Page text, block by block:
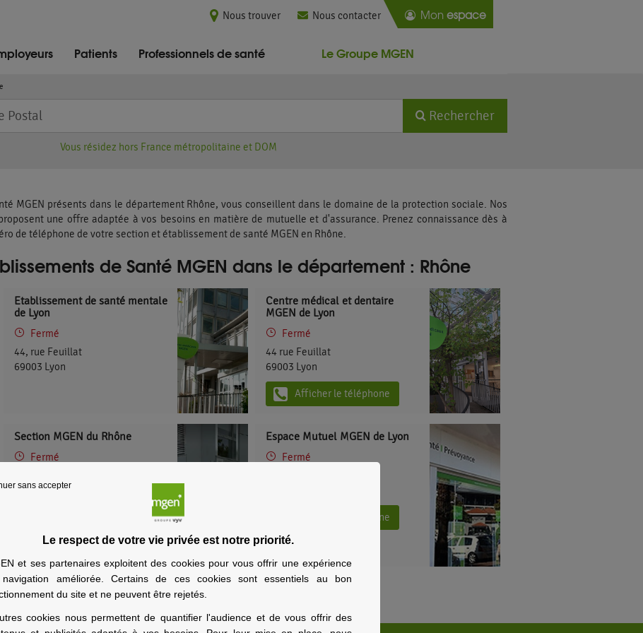
Le respect de votre vie privée est notre priorité.
et ses partenaires exploitent des cookies pour vous offrir une expérience
améliorée. Certains de ces cookies sont essentiels au bon
du site et ne peuvent être rejetés.
cookies nous permettent de quantifier l'audience et de vous offrir des
sans accepter
Nous trouver Nous contacter Monespace
Patients Professionnels de santé Le Groupe MGEN
Rechercher
Vous résidez hors France métropolitaine et DOM
MGEN présents dans le département Rhône, vous conseillent dans le domaine de la protection sociale. Nos
une offre adaptée à vos besoins en matière de mutuelle et d'assurance. Prenez connaissance dès à
de téléphone de votre section et établissement de santé MGEN en Rhône.
de Santé MGEN dans le département : Rhône
Etablissement de santé mentale
de Lyon
Fermé
44, rue Feuillat
69003 Lyon
Centre médical et dentaire
MGEN de Lyon
Fermé
44 rue Feuillat
69003 Lyon
Afficher le téléphone
Section MGEN du Rhône
Fermé
et prévoyance - Rhône
Afficher le téléphone
Espace Mutuel MGEN de Lyon
Fermé
Afficher le téléphone